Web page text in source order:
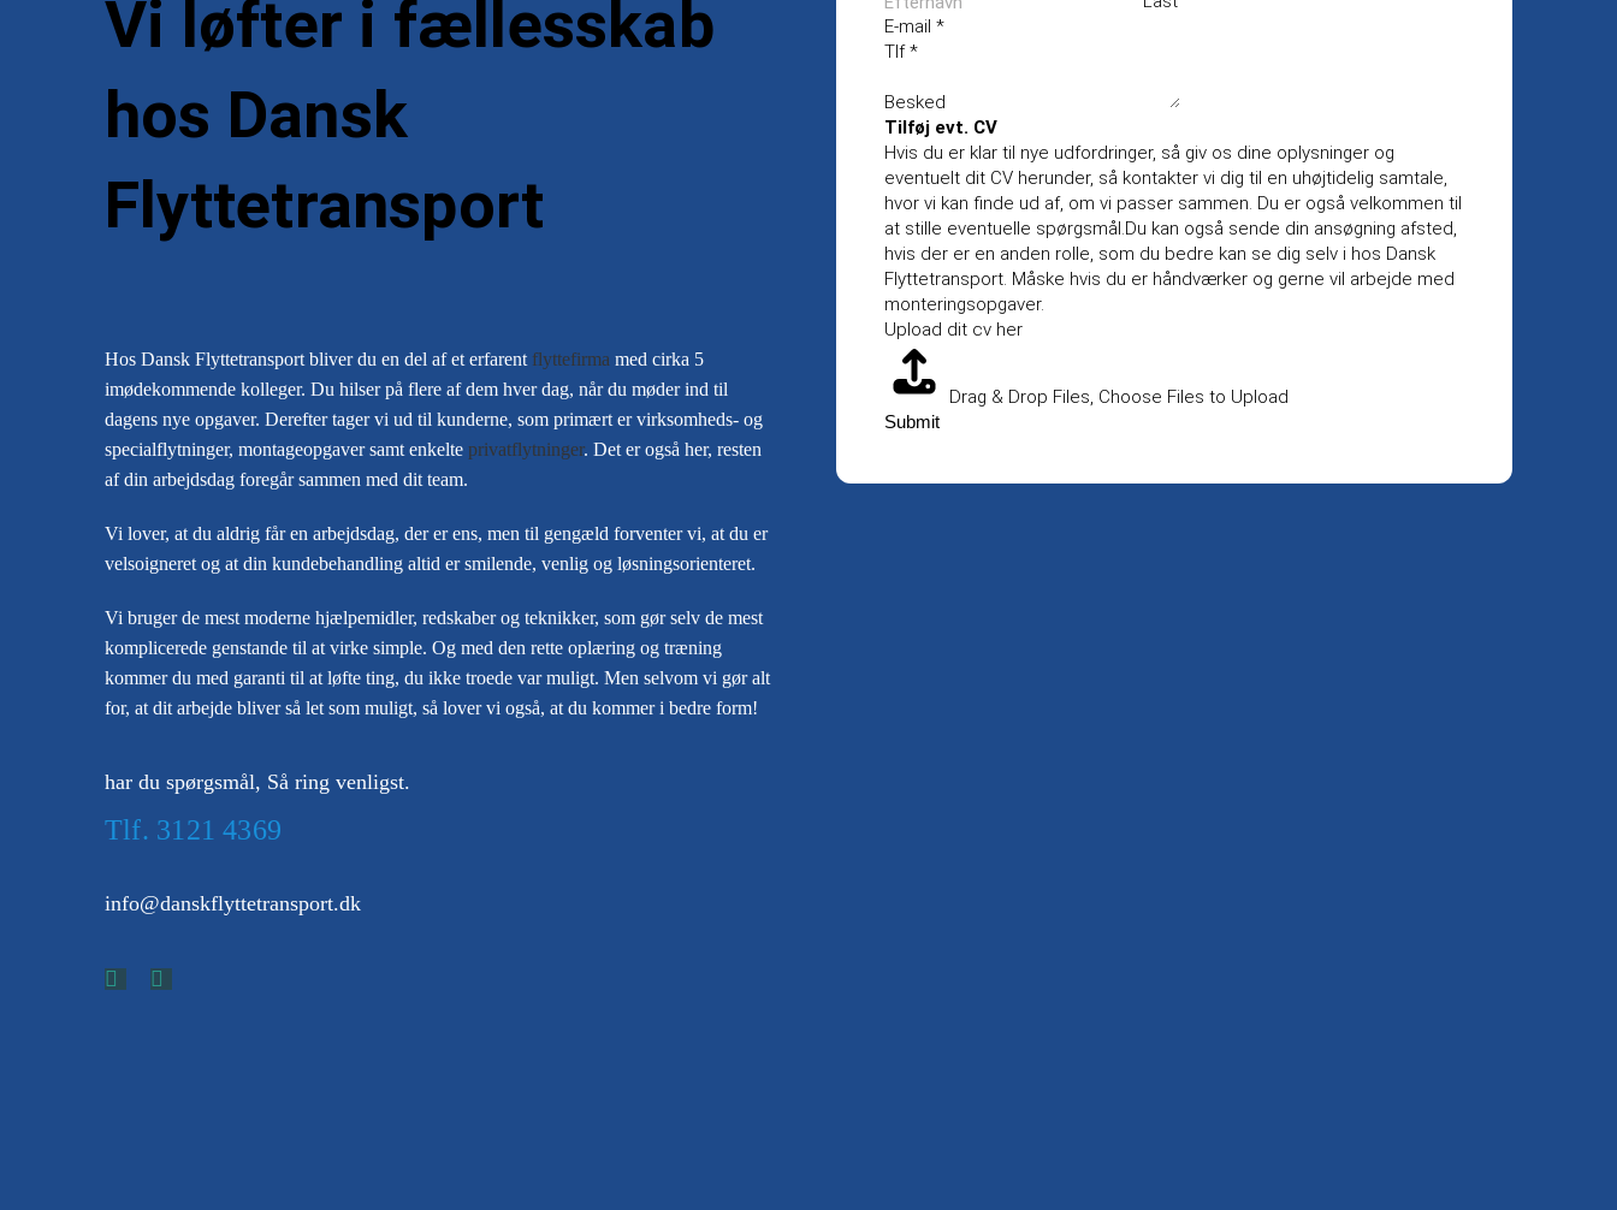
Vi løfter i fællesskab
hos Dansk
Flyttetransport
Hos Dansk Flyttetransport bliver du en del af et erfarent flyttefirma med cirka 5
imødekommende kolleger. Du hilser på flere af dem hver dag, når du møder ind til
dagens nye opgaver. Derefter tager vi ud til kunderne, som primært er virksomheds- og
specialflytninger, montageopgaver samt enkelte privatflytninger. Det er også her, resten
af din arbejdsdag foregår sammen med dit team.
Vi lover, at du aldrig får en arbejdsdag, der er ens, men til gengæld forventer vi, at du er
velsoigneret og at din kundebehandling altid er smilende, venlig og løsningsorienteret.
Vi bruger de mest moderne hjælpemidler, redskaber og teknikker, som gør selv de mest
komplicerede genstande til at virke simple. Og med den rette oplæring og træning
kommer du med garanti til at løfte ting, du ikke troede var muligt. Men selvom vi gør alt
for, at dit arbejde bliver så let som muligt, så lover vi også, at du kommer i bedre form!
har du spørgsmål, Så ring venligst.
Tlf. 3121 4369
info@danskflyttetransport.dk
E-mail*
Tlf*
Besked
Tilføj evt. CV
Hvis du er klar til nye udfordringer, så giv os dine oplysninger og
eventuelt dit CV herunder, så kontakter vi dig til en uhøjtidelig samtale,
hvor vi kan finde ud af, om vi passer sammen. Du er også velkommen til
at stille eventuelle spørgsmål.Du kan også sende din ansøgning afsted,
hvis der er en anden rolle, som du bedre kan se dig selv i hos Dansk
Flyttetransport. Måske hvis du er håndværker og gerne vil arbejde med
monteringsopgaver.
Upload dit cv her
Drag & Drop Files, Choose Files to Upload
Submit